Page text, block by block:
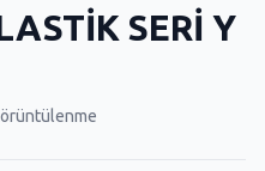
SERİ Y